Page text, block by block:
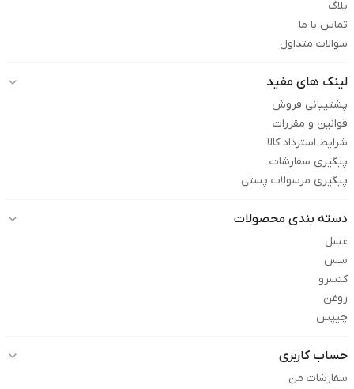
بلاگ
تماس با ما
سوالات متداول
لینک های مفید
پشتیبانی فروش
قوانین و مقررات
شرایط استرداد کالا
پیگیری سفارشات
پیگیری مرسولات پستی
دسته بندی محصولات
عسل
سس
کنسرو
روغن
چیپس
حساب کاربری
سفارشات من